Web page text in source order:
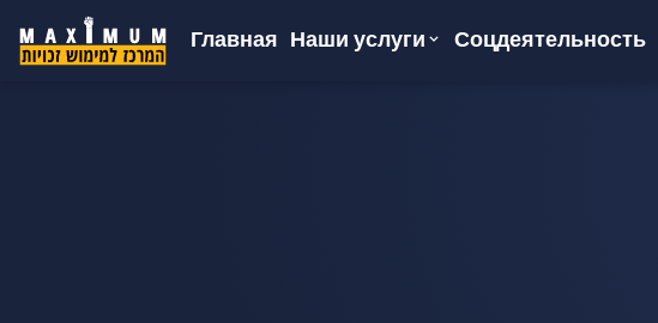
Главная Наши услуги Соцдеятельность